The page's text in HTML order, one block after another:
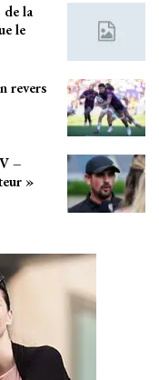
la
le
revers
–
»